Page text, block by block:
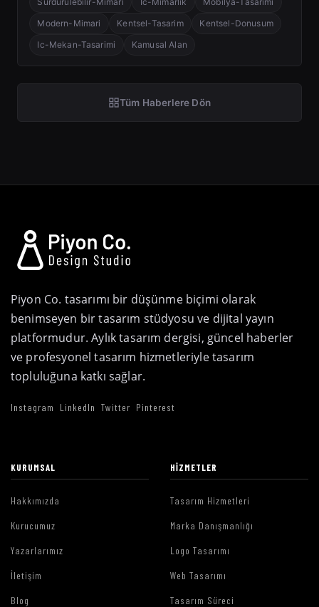
Modern-Mimari
Kentsel-Tasarim
Kentsel-Donusum
Ic-Mekan-Tasarimi
Kamusal Alan
Tüm Haberlere Dön
Piyon Co. tasarımı bir düşünme biçimi olarak
benimseyen bir tasarım stüdyosu ve dijital yayın
platformudur. Aylık tasarım dergisi, güncel haberler
ve profesyonel tasarım hizmetleriyle tasarım
topluluğuna katkı sağlar.
Instagram LinkedIn Twitter Pinterest
KURUMSAL
Hakkımızda
Kurucumuz
Yazarlarımız
İletişim
Blog
HIZMETLER
Tasarım Hizmetleri
Marka Danışmanlığı
Logo Tasarımı
Web Tasarımı
Tasarım Süreci